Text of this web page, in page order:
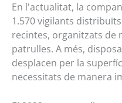
En l'actualitat, la
1.570 vigilants
recintes, organitzats de
patrulles. A més,
desplacen per la
necessitats de manera